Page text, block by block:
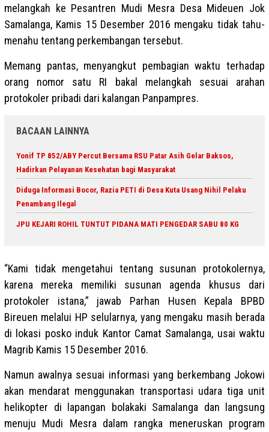
melangkah ke Pesantren Mudi Mesra Desa Mideuen Jok
Samalanga, Kamis 15 Desember 2016 mengaku tidak tahu-
menahu tentang perkembangan tersebut.
Memang pantas, menyangkut pembagian waktu terhadap
orang nomor satu RI bakal melangkah sesuai arahan
protokoler pribadi dari kalangan Panpampres.
BACAAN LAINNYA
Yonif TP 852/ABY Percut Bersama RSU Patar Asih Gelar Baksos,
Hadirkan Pelayanan Kesehatan bagi Masyarakat
Diduga Informasi Bocor, Razia PETI di Desa Kuta Usang Nihil Pelaku
Penambang Ilegal
JPU KEJARI ROHIL TUNTUT PIDANA MATI PENGEDAR SABU 80 KG
“Kami tidak mengetahui tentang susunan protokolernya,
karena mereka memiliki susunan agenda khusus dari
protokoler istana,” jawab Parhan Husen Kepala BPBD
Bireuen melalui HP selularnya, yang mengaku masih berada
di lokasi posko induk Kantor Camat Samalanga, usai waktu
Magrib Kamis 15 Desember 2016.
Namun awalnya sesuai informasi yang berkembang Jokowi
akan mendarat menggunakan transportasi udara tiga unit
helikopter di lapangan bolakaki Samalanga dan langsung
menuju Mudi Mesra dalam rangka meneruskan program